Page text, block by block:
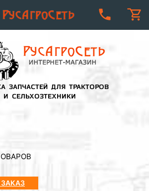
ЗАПЧАСТЕЙ ДЛЯ ТРАКТОРОВ
И СЕЛЬХОЗТЕХНИКИ